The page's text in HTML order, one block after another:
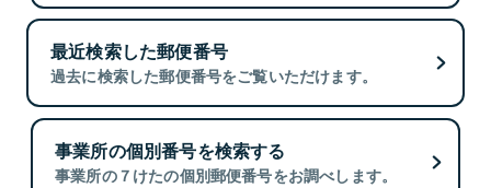
最近検索した郵便番号
過去に検索した郵便番号をご覧いただけます。
事業所の個別番号を検索する
事業所の７けたの個別郵便番号をお調べします。